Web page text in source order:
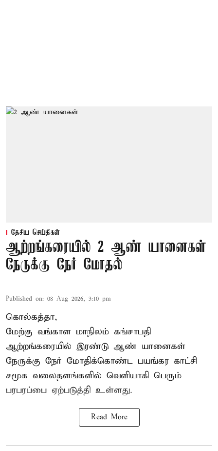
தேசிய செய்திகள்
ஆற்றங்கரையில் 2 ஆண் யானைகள்
நேருக்கு நேர் மோதல்
Published on: 08 Aug 2026, 3:10 pm
கொல்கத்தா,
மேற்கு வங்காள மாநிலம் கங்சாபதி
ஆற்றங்கரையில் இரண்டு ஆண் யானைகள்
நேருக்கு நேர் மோதிக்கொண்ட பயங்கர காட்சி
சமூக வலைதளங்களில் வெளியாகி பெரும்
பரபரப்பை ஏற்படுத்தி உள்ளது.
Read More